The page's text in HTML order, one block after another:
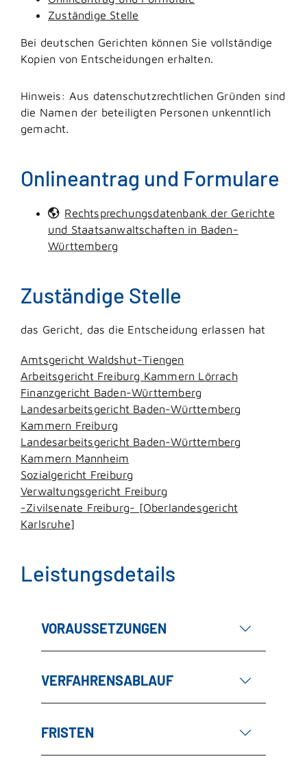
Zuständige Stelle
Bei deutschen Gerichten können Sie vollständige
Kopien von Entscheidungen erhalten.
Hinweis: Aus datenschutzrechtlichen Gründen sind
die Namen der beteiligten Personen unkenntlich
gemacht.
Onlineantrag und Formulare
Rechtsprechungsdatenbank der Gerichte
und Staatsanwaltschaften in Baden-
Württemberg
Zuständige Stelle
das Gericht, das die Entscheidung erlassen hat
Amtsgericht Waldshut-Tiengen
Arbeitsgericht Freiburg Kammern Lörrach
Finanzgericht Baden-Württemberg
Landesarbeitsgericht Baden-Württemberg
Kammern Freiburg
Landesarbeitsgericht Baden-Württemberg
Kammern Mannheim
Sozialgericht Freiburg
Verwaltungsgericht Freiburg
-Zivilsenate Freiburg- [Oberlandesgericht
Karlsruhe]
Leistungsdetails
VORAUSSETZUNGEN
VERFAHRENSABLAUF
FRISTEN